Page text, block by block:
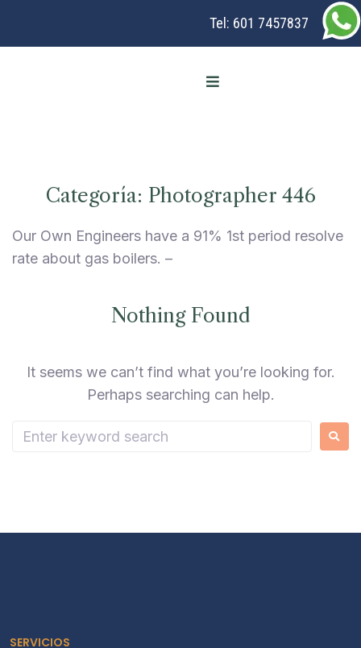
Tel: 601 7457837
Categoría: Photographer 446
Our Own Engineers have a 91% 1st period resolve
rate about gas boilers. –
Nothing Found
It seems we can’t find what you’re looking for.
Perhaps searching can help.
SERVICIOS